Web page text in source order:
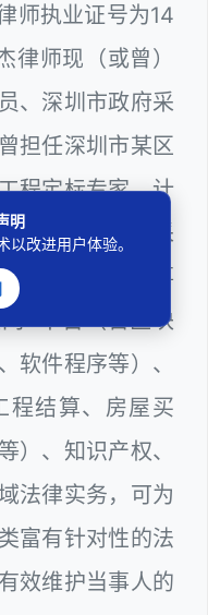
师执业证号为14
师现（或曾）
、深圳市政府采
担任深圳市某区
程定标专家、计
筑工务、政府采
分熟悉政府办事
+平台（含区块
软件程序等）、
程结算、房屋买
）、知识产权、
法律实务，可为
富有针对性的法
效维护当事人的
明
改进用户体验。